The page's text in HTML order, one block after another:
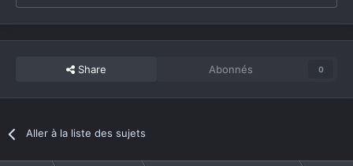
Share Abonnés 0
Aller à la liste des sujets